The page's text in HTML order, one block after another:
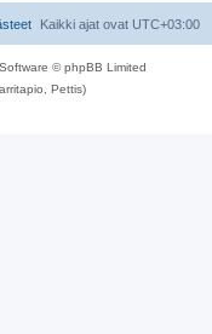
Kaikki ajat ovat UTC+03:00
© phpBB Limited
Pettis)